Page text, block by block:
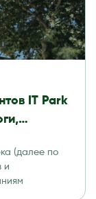
IT Park
(далее по
и